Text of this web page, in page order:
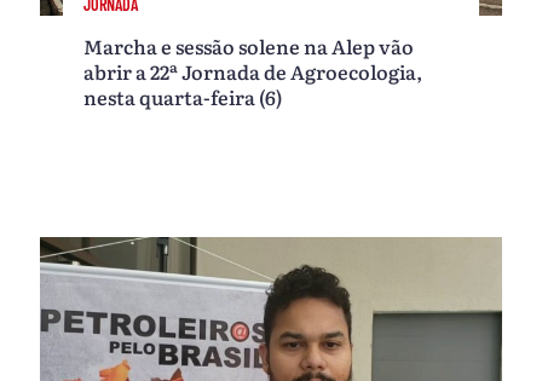
Marcha e sessão solene na Alep vão
abrir a 22ª Jornada de Agroecologia,
nesta quarta-feira (6)